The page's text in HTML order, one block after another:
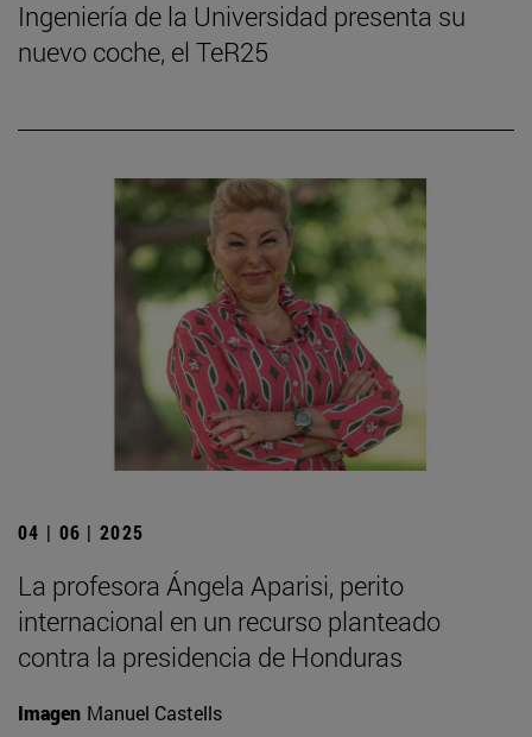
Ingeniería de la Universidad presenta su
nuevo coche, el TeR25
04 | 06 | 2025
La profesora Ángela Aparisi, perito
internacional en un recurso planteado
contra la presidencia de Honduras
Imagen Manuel Castells